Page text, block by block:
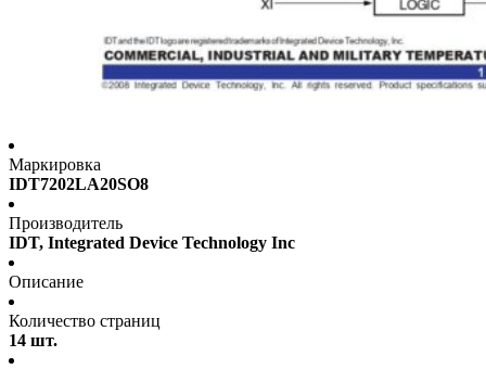
Маркировка
IDT7202LA20SO8
Производитель
IDT, Integrated Device Technology Inc
Описание
Количество страниц
14 шт.